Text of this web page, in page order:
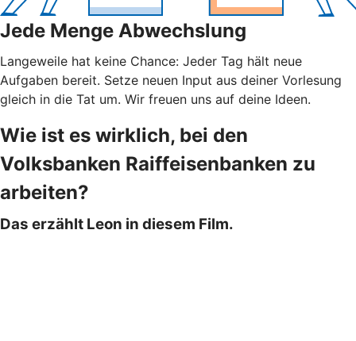
Jede Menge Abwechslung
Langeweile hat keine Chance: Jeder Tag hält neue
Aufgaben bereit. Setze neuen Input aus deiner Vorlesung
gleich in die Tat um. Wir freuen uns auf deine Ideen.
Wie ist es wirklich, bei den
Volksbanken Raiffeisenbanken zu
arbeiten?
Das erzählt Leon in diesem Film.